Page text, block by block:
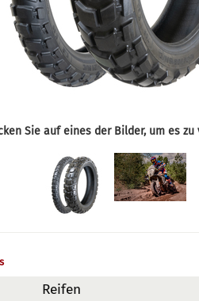
Sie auf eines der Bilder, um es zu
Reifen